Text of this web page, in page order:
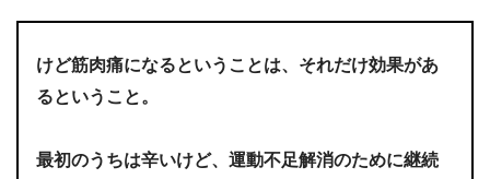
けど筋肉痛になるということは、それだけ効果があ
るということ。
最初のうちは辛いけど、運動不足解消のために継続